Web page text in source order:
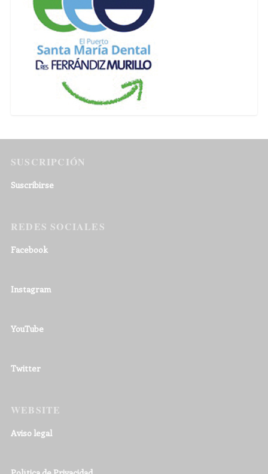
SUSCRIPCIÓN
Suscribirse
REDES SOCIALES
Facebook
Instagram
YouTube
Twitter
WEBSITE
Aviso legal